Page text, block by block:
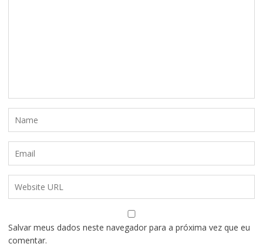
Salvar meus dados neste navegador para a próxima vez que eu
comentar.